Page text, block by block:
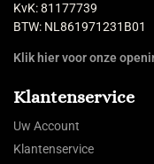
KvK: 81177739
BTW: NL861971231B01
Klik hier voor onze
Klantenservice
Uw Account
Klantenservice